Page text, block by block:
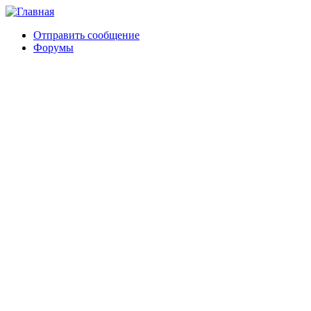
Отправить сообщение
Форумы